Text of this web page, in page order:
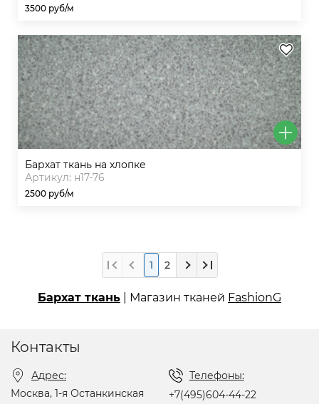
3500 руб/м
бархат ткань на хлопке
Артикул: н17-76
2500 руб/м
1 2
Бархат ткань | Магазин тканей FashionG
Контакты
Адрес:
Москва, 1-я Останкинская
Телефоны:
+7(495)604-44-22